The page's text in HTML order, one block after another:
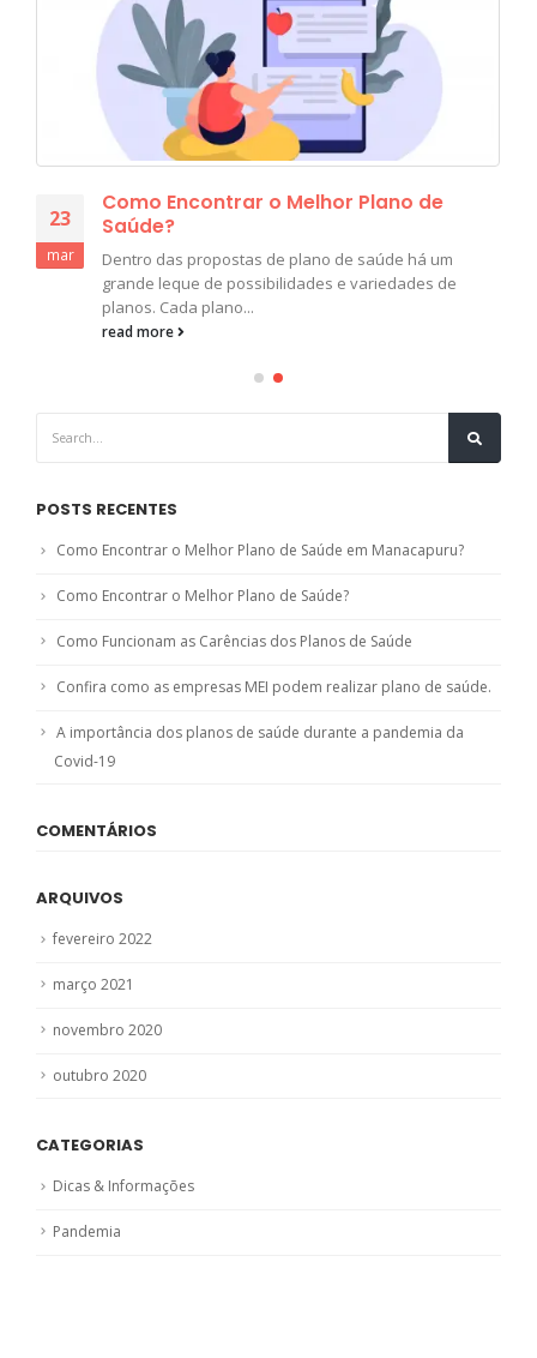
23
mar
Como Encontrar o Melhor Plano de
Saúde?
Dentro das propostas de plano de saúde há um
grande leque de possibilidades e variedades de
planos. Cada plano...
read more
POSTS RECENTES
Como Encontrar o Melhor Plano de Saúde em Manacapuru?
Como Encontrar o Melhor Plano de Saúde?
Como Funcionam as Carências dos Planos de Saúde
Confira como as empresas MEI podem realizar plano de saúde.
A importância dos planos de saúde durante a pandemia da
Covid-19
COMENTÁRIOS
ARQUIVOS
fevereiro 2022
março 2021
novembro 2020
outubro 2020
CATEGORIAS
Dicas & Informações
Pandemia